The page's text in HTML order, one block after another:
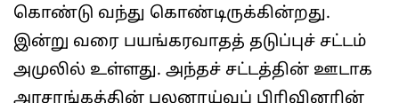
கொண்டு வந்து கொண்டிருக்கின்றது.
இன்று வரை பயங்கரவாதத் தடுப்புச் சட்டம்
அமுலில் உள்ளது. அந்தச் சட்டத்தின் ஊடாக